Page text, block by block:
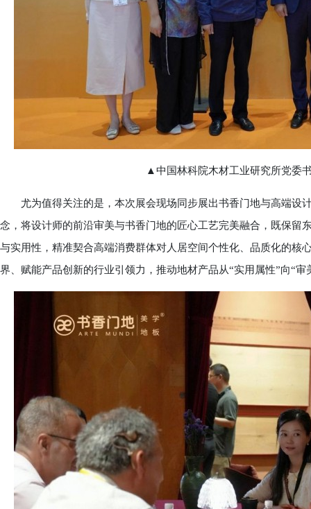
▲中国林科院木材工业研究所党委书
尤为值得关注的是，本次展会现场同步展出书香门地与高端设
念，将设计师的前沿审美与书香门地的匠心工艺完美融合，既保留
与实用性，精准契合高端消费群体对人居空间个性化、品质化的核
界、赋能产品创新的行业引领力，推动地材产品从“实用属性”向“审